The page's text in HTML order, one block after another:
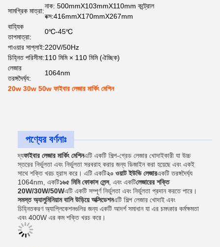
সামগ্রিক মাত্রা:
নাক: 500mmX103mmX110mm কন্ট্রোল
বক্স:416mmX170mmX267mm
বাহ্যিক
তাপমাত্রা:
0℃-45℃
পাওয়ার সাপ্লাই:220V/50Hz
চিহ্নিত পরিসীমা:110 মিমি × 110 মিমি (ঐচ্ছিক)
লেজার
তরঙ্গদৈর্ঘ্য:
1064nm
20w 30w 50w ফাইবার লেজার মার্কিং মেশিন
পণ্যের বর্ণনাঃ
দ্যফাইবার লেজার মার্কিং মেশিনএটি একটি শিল্প-গ্রেড লেজার খোদাইকারী যা উচ্চ
স্তরের নির্ভুলতা এবং নির্ভুলতা সরবরাহ করার জন্য ডিজাইন করা হয়েছে এবং একই
সাথে শক্তি খরচ হ্রাস করে। এটি একটি২০ ওয়াট ইউভি লেজারএকটি তরঙ্গদৈর্ঘ্য
1064nm, একটি১৬৫ মিমি ফোকাস লেন্স, এবং একটিলেজারের শক্তি
20W/30W/50Wএটি একটি সম্পূর্ণ নির্ভুলতা এবং নির্ভুলতা প্রদান করতে পারে।
সমস্ত অ্যালুমিনিয়াম বালি উড়িয়ে অক্সিডেশনএটি শিল্প লেজার খোদাই এবং
চিহ্নিতকরণ অ্যাপ্লিকেশনগুলির জন্য একটি আদর্শ সমাধান যা এর চমৎকার কর্মক্ষমতা
এবং 400W এর কম শক্তি খরচ করে।